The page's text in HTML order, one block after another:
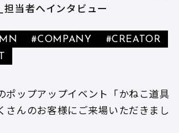
当者へインタビュー
#COMPANY
#CREATOR
ポップアップイベント「かねこ道具
さんのお客様にご来場いただきまし